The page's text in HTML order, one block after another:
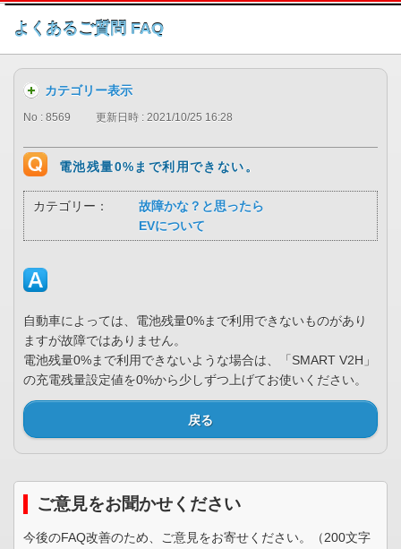
このページの本文へ
よくあるご質問 FAQ
カテゴリー表示
No : 8569 更新日時 : 2021/10/25 16:28
電池残量0%まで利用できない。
カテゴリー：
故障かな？と思ったら
EVについて
自動車によっては、電池残量0%まで利用できないものがあり
ますが故障ではありません。
電池残量0%まで利用できないような場合は、「SMART V2H」
の充電残量設定値を0%から少しずつ上げてお使いください。
戻る
ご意見をお聞かせください
今後のFAQ改善のため、ご意見をお寄せください。（200文字